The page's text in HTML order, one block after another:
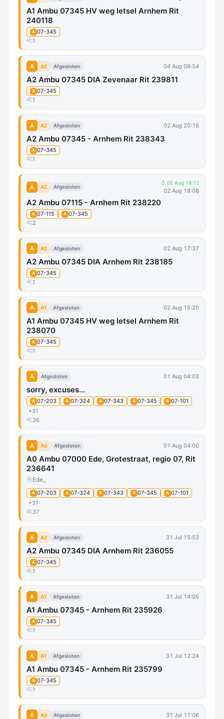
A1 Ambu 07345 HV weg letsel Arnhem Rit
240118
A 07-345
1
A A2 Afgesloten 04 Aug 09:54
A2 Ambu 07345 DIA Zevenaar Rit 239811
A 07-345
1
A A2 Afgesloten 02 Aug 20:16
A2 Ambu 07345 - Arnhem Rit 238343
A 07-345
1
A A2 Afgesloten
↺ 02 Aug 18:12
02 Aug 18:08
A2 Ambu 07115 - Arnhem Rit 238220
A 07-115 A 07-345
2
A A2 Afgesloten 02 Aug 17:37
A2 Ambu 07345 DIA Arnhem Rit 238185
A 07-345
1
A A1 Afgesloten 02 Aug 15:20
A1 Ambu 07345 HV weg letsel Arnhem Rit
238070
A 07-345
1
A Afgesloten 01 Aug 04:03
sorry, excuses...
A 07-203 A 07-324 A 07-343 A 07-345 A 07-101
+31
36
A A0 Afgesloten 01 Aug 04:00
A0 Ambu 07000 Ede, Grotestraat, regio 07, Rit
236641
Ede,,
A 07-203 A 07-324 A 07-343 A 07-345 A 07-101
+31
37
A A2 Afgesloten 31 Jul 15:53
A2 Ambu 07345 DIA Arnhem Rit 236055
A 07-345
1
A A1 Afgesloten 31 Jul 14:05
A1 Ambu 07345 - Arnhem Rit 235926
A 07-345
1
A A1 Afgesloten 31 Jul 12:24
A1 Ambu 07345 - Arnhem Rit 235799
A 07-345
1
A A2 Afgesloten 31 Jul 11:06